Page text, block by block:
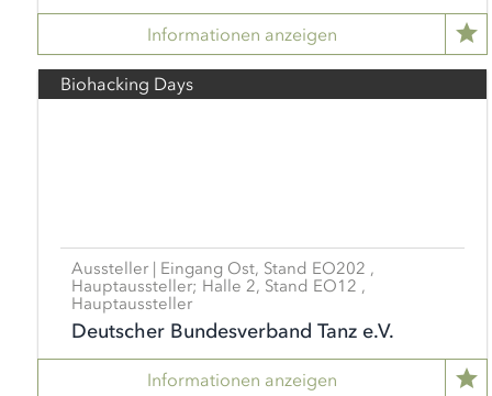
Informationen anzeigen
Biohacking Days
Aussteller | Eingang Ost, Stand EO202 ,
Hauptaussteller; Halle 2, Stand EO12 ,
Hauptaussteller
Deutscher Bundesverband Tanz e.V.
Informationen anzeigen